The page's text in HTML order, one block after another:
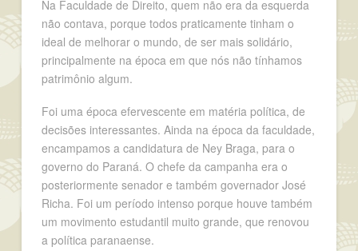
Na Faculdade de Direito, quem não era da esquerda
não contava, porque todos praticamente tinham o
ideal de melhorar o mundo, de ser mais solidário,
principalmente na época em que nós não tínhamos
patrimônio algum.
Foi uma época efervescente em matéria política, de
decisões interessantes. Ainda na época da faculdade,
encampamos a candidatura de Ney Braga, para o
governo do Paraná. O chefe da campanha era o
posteriormente senador e também governador José
Richa. Foi um período intenso porque houve também
um movimento estudantil muito grande, que renovou
a política paranaense.